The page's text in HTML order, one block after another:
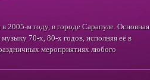
2005-м году, в городе Сарапуле. Основная
70-х, 80-х годов, исполняя её в
мероприятиях любого
лет!